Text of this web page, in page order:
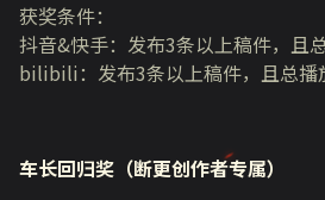
获奖条件：
抖音&快手：发布3条以上稿件，且
bilibili：发布3条以上稿件，且总
车长回归奖（断更创作者专属）